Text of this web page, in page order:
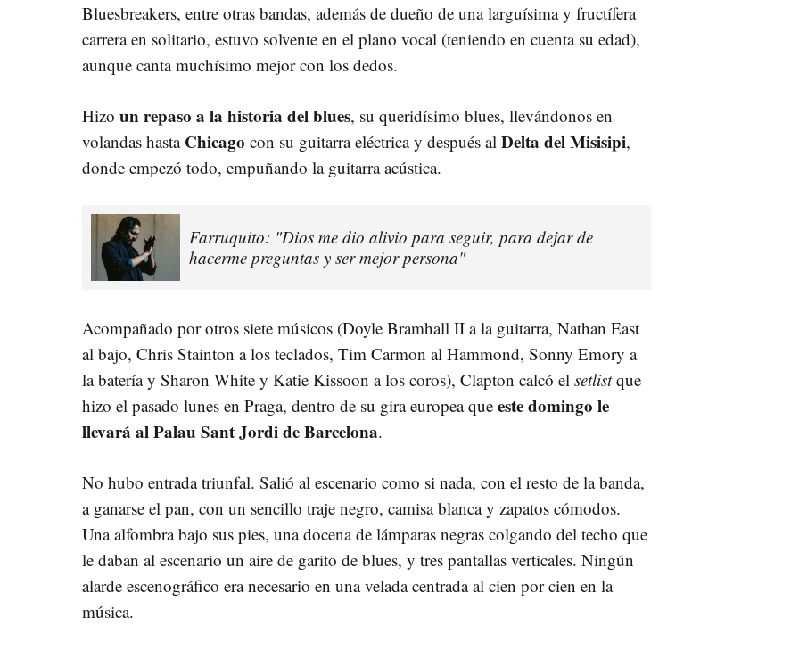
Bluesbreakers, entre otras bandas, además de dueño de una larguísima y fructífera
carrera en solitario, estuvo solvente en el plano vocal (teniendo en cuenta su edad),
aunque canta muchísimo mejor con los dedos.
Hizo un repaso a la historia del blues, su queridísimo blues, llevándonos en
volandas hasta Chicago con su guitarra eléctrica y después al Delta del Misisipi,
donde empezó todo, empuñando la guitarra acústica.
Farruquito: "Dios me dio alivio para seguir, para dejar de
hacerme preguntas y ser mejor persona"
Acompañado por otros siete músicos (Doyle Bramhall II a la guitarra, Nathan East
al bajo, Chris Stainton a los teclados, Tim Carmon al Hammond, Sonny Emory a
la batería y Sharon White y Katie Kissoon a los coros), Clapton calcó el setlistque
hizo el pasado lunes en Praga, dentro de su gira europea que este domingo le
llevará al Palau Sant Jordi de Barcelona.
No hubo entrada triunfal. Salió al escenario como si nada, con el resto de la banda,
a ganarse el pan, con un sencillo traje negro, camisa blanca y zapatos cómodos.
Una alfombra bajo sus pies, una docena de lámparas negras colgando del techo que
le daban al escenario un aire de garito de blues, y tres pantallas verticales. Ningún
alarde escenográfico era necesario en una velada centrada al cien por cien en la
música.